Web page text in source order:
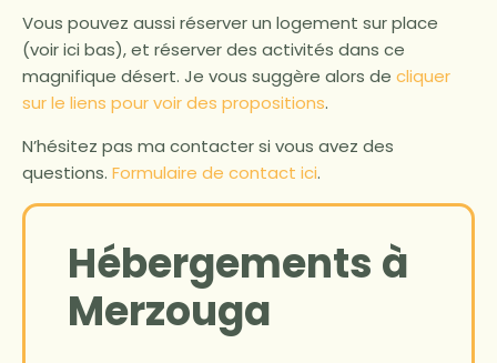
Vous pouvez aussi réserver un logement sur place
(voir ici bas), et réserver des activités dans ce
magnifique désert. Je vous suggère alors de cliquer
sur le liens pour voir des propositions.
N’hésitez pas ma contacter si vous avez des
questions. Formulaire de contact ici.
Hébergements à
Merzouga